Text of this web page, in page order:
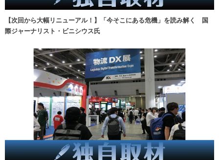
【次回から大幅リニューアル！】「今そこにある危機」を読み解く 国
際ジャーナリスト・ビニシウス氏